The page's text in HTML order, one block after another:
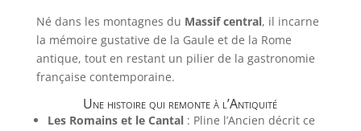
Né dans les montagnes du Massif central, il incarne
la mémoire gustative de la Gaule et de la Rome
antique, tout en restant un pilier de la gastronomie
française contemporaine.
Une histoire qui remonte à l’Antiquité
Les Romains et le Cantal: Pline l’Ancien décrit ce